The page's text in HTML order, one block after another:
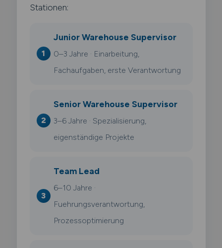
Stationen:
Junior Warehouse Supervisor
0–3 Jahre · Einarbeitung,
Fachaufgaben, erste Verantwortung
Senior Warehouse Supervisor
3–6 Jahre · Spezialisierung,
eigenständige Projekte
Team Lead
6–10 Jahre ·
Fuehrungsverantwortung,
Prozessoptimierung